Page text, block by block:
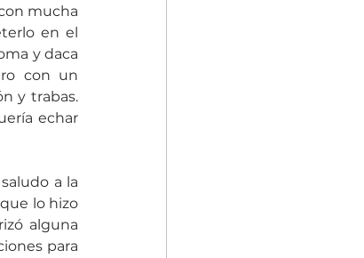
mucha
en el
con un
y trabas.
echar
a la
lo hizo
alguna
para